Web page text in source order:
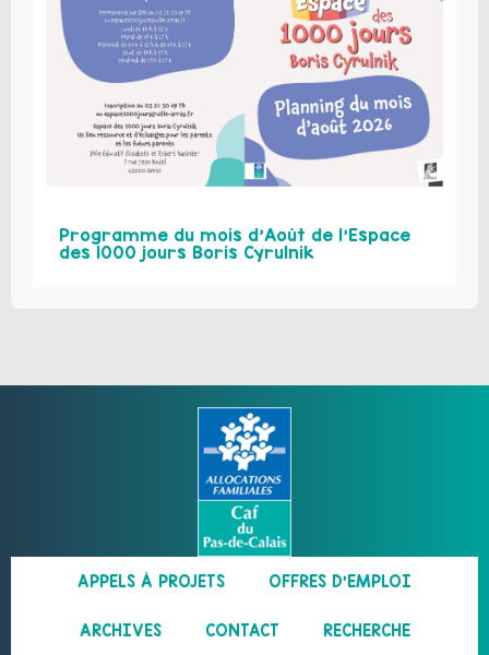
Programme du mois d’Août de l’Espace
des 1000 jours Boris Cyrulnik
APPELS À PROJETS OFFRES D’EMPLOI
ARCHIVES CONTACT RECHERCHE